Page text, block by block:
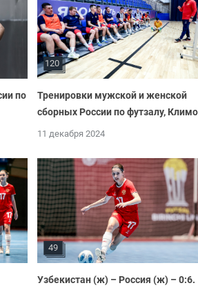
по
120
Тренировки мужской и женской
сборных России по футзалу,
11 декабря 2024
49
Узбекистан (ж) – Россия (ж) – 0:6.